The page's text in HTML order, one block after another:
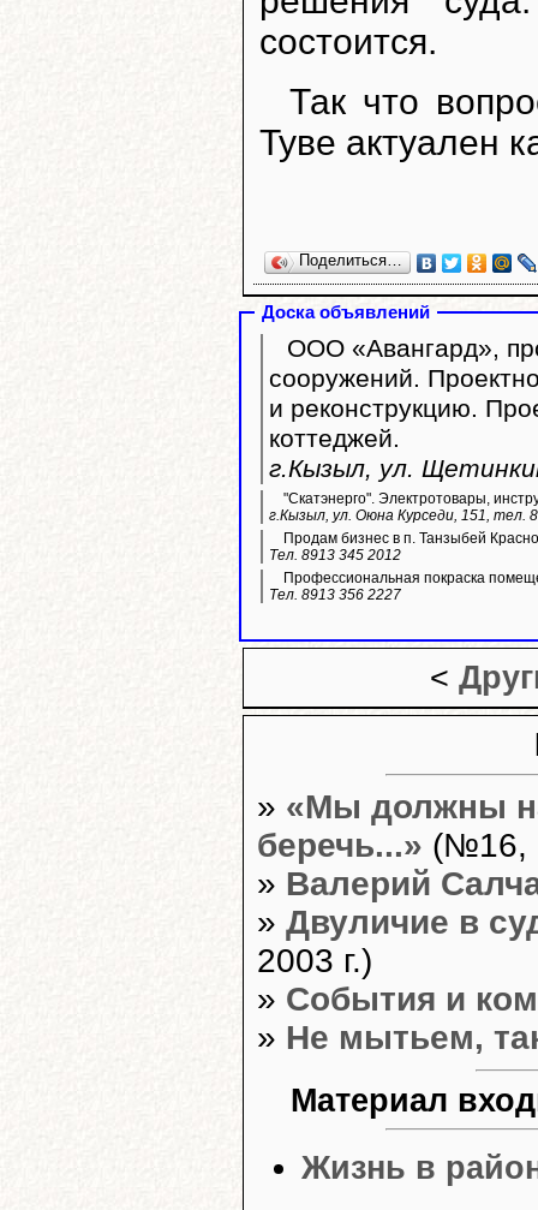
состоится.
Так что
Туве актуален
Поделиться…
Доска объявлений
ООО «Авангард»,
сооружений.
и реконструкцию.
коттеджей.
г.Кызыл, ул.
"Скатэнерго". Электротовары,
г.Кызыл, ул. Оюна Курседи, 151, тел.
Продам бизнес в п. Танзыбей
Тел. 8913 345 2012
Профессиональная покраска
Тел. 8913 356 2227
<
» «Мы должны
беречь...» (№16,
» Валерий
» Двуличие в
2003 г.)
» События и
» Не мытьем,
Материал
Жизнь в